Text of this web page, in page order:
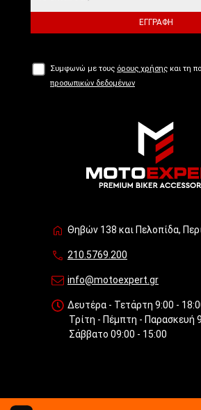
ΕΓΓΡΑΦΉ
Συμφωνώ με τους όρους χρήσης και τη
προσωπικών δεδομένων
Θηβών 138 και Πελοπίδα,
210.5769.200
info@motoexpert.gr
Δευτέρα - Τετάρτη 9:00 -
Τρίτη - Πέμπτη - Παρασκευή
Σάββατο 09:00 - 15:00